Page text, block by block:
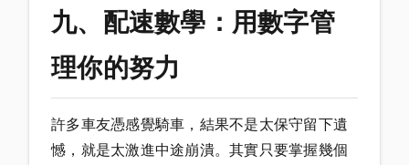
九、配速數學：用數字管
理你的努力
許多車友憑感覺騎車，結果不是太保守留下遺
憾，就是太激進中途崩潰。其實只要掌握幾個